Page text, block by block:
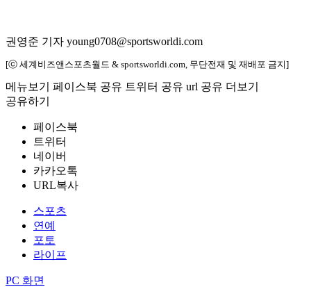
권영준 기자 young0708@sportsworldi.com
[ⓒ 세계비즈앤스포츠월드 & sportsworldi.com, 무단전재 및 재배포 금지]
메뉴보기 페이스북 공유 트위터 공유 url 공유 더보기
공유하기
페이스북
트위터
네이버
카카오톡
URL복사
스포츠
연예
포토
라이프
PC 화면